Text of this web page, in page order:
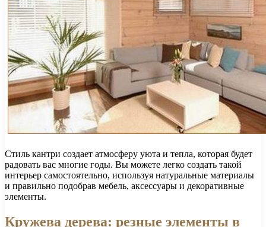
Стиль кантри создает атмосферу уюта и тепла, которая будет
радовать вас многие годы. Вы можете легко создать такой
интерьер самостоятельно, используя натуральные материалы
и правильно подобрав мебель, аксессуары и декоративные
элементы.
Кружева дерева: резные элементы в